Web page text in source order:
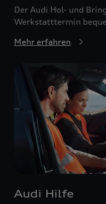
Der Audi Hol- und
Werkstatttermin
Mehr erfahren
Audi Hilfe